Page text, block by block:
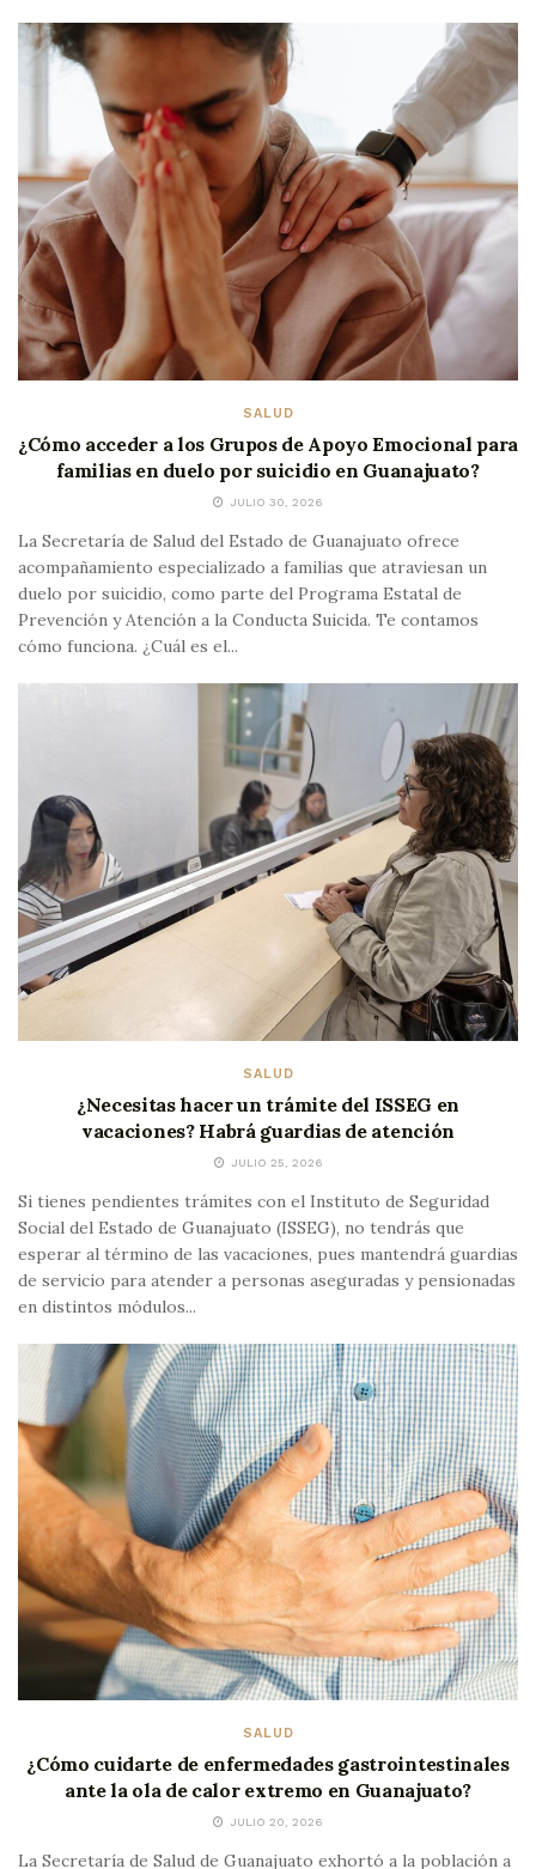
SALUD
¿Cómo acceder a los Grupos de Apoyo Emocional para
familias en duelo por suicidio en Guanajuato?
JULIO 30, 2026
La Secretaría de Salud del Estado de Guanajuato ofrece
acompañamiento especializado a familias que atraviesan un
duelo por suicidio, como parte del Programa Estatal de
Prevención y Atención a la Conducta Suicida. Te contamos
cómo funciona. ¿Cuál es el...
SALUD
¿Necesitas hacer un trámite del ISSEG en
vacaciones? Habrá guardias de atención
JULIO 25, 2026
Si tienes pendientes trámites con el Instituto de Seguridad
Social del Estado de Guanajuato (ISSEG), no tendrás que
esperar al término de las vacaciones, pues mantendrá guardias
de servicio para atender a personas aseguradas y pensionadas
en distintos módulos...
SALUD
¿Cómo cuidarte de enfermedades gastrointestinales
ante la ola de calor extremo en Guanajuato?
JULIO 20, 2026
La Secretaría de Salud de Guanajuato exhortó a la población a